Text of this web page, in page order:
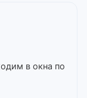
в окна по